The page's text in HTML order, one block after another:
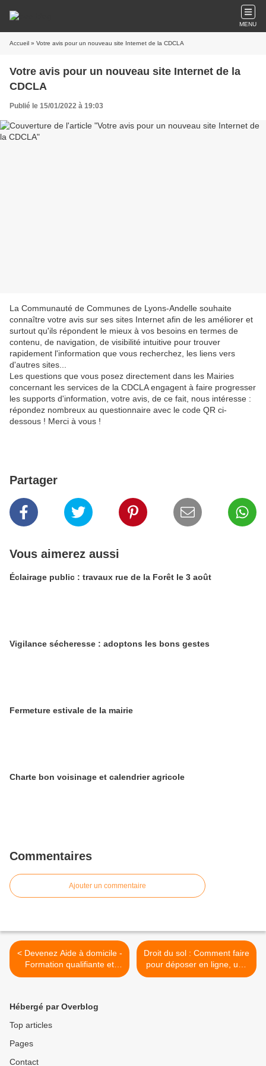
MENU
Accueil » Votre avis pour un nouveau site Internet de la CDCLA
Votre avis pour un nouveau site Internet de la
CDCLA
Publié le 15/01/2022 à 19:03
La Communauté de Communes de Lyons-Andelle souhaite
connaître votre avis sur ses sites Internet afin de les améliorer et
surtout qu'ils répondent le mieux à vos besoins en termes de
contenu, de navigation, de visibilité intuitive pour trouver
rapidement l'information que vous recherchez, les liens vers
d'autres sites...
Les questions que vous posez directement dans les Mairies
concernant les services de la CDCLA engagent à faire progresser
les supports d'information, votre avis, de ce fait, nous intéresse :
répondez nombreux au questionnaire avec le code QR ci-
dessous ! Merci à vous !
Partager
Vous aimerez aussi
Éclairage public : travaux rue de la Forêt le 3 août
Vigilance sécheresse : adoptons les bons gestes
​​​​​​​Fermeture estivale de la mairie
Charte bon voisinage et calendrier agricole
Commentaires
Ajouter un commentaire
< Devenez Aide à domicile -
Formation qualifiante et
rémunérée
Droit du sol : Comment faire
pour déposer en ligne, une
Déclaration Préalable ou un
Hébergé par Overblog
Top articles
Pages
Contact